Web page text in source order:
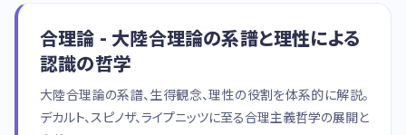
合理論 - 大陸合理論の系譜と理性による
認識の哲学
大陸合理論の系譜、生得観念、理性の役割を体系的に解説。
デカルト、スピノザ、ライプニッツに至る合理主義哲学の展開と